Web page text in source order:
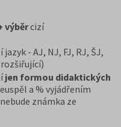
výběrcizí
- AJ, NJ, FJ, RJ, ŠJ,
jen formou didaktických
a % vyjádřením
známka ze